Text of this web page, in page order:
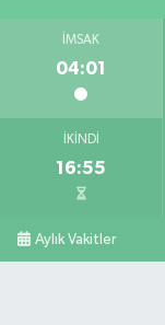
İMSAK
04:01
İKINDI
16:55
Aylık Vakitler